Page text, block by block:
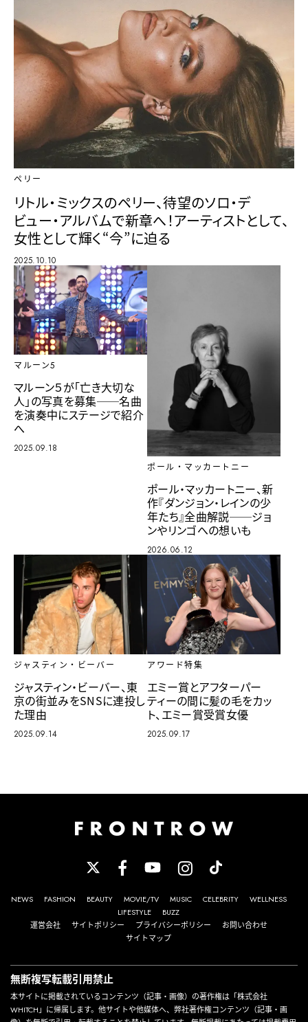
ペリー
リトル・ミックスのペリー、待望のソロ・デ
ビュー・アルバムで新章へ！アーティストとして、
女性として輝く“今”に迫る
2025.10.10
マルーン5
マルーン５が「亡き大切な
人」の写真を募集──名曲
を演奏中にステージで紹介
へ
2025.09.18
ポール・マッカートニー
ポール・マッカートニー、新
作『ダンジョン・レインの少
年たち』全曲解説──ジョ
ンやリンゴへの想いも
2026.06.12
ジャスティン・ビーバー
ジャスティン・ビーバー、東
京の街並みをSNSに連投し
た理由
2025.09.14
アワード特集
エミー賞とアフターパー
ティーの間に髪の毛をカッ
ト、エミー賞受賞女優
2025.09.17
NEWS FASHION BEAUTY MOVIE/TV MUSIC CELEBRITY
WELLNESS
LIFESTYLE
BUZZ
運営会社
サイトポリシー プライバシーポリシー
お問い合わせ
サイトマップ
無断複写転載引用禁止
本サイトに掲載されているコンテンツ（記事・画像）の著作権は「株式会社
WHITCH」に帰属します。他サイトや他媒体へ、弊社著作権コンテンツ（記事・画